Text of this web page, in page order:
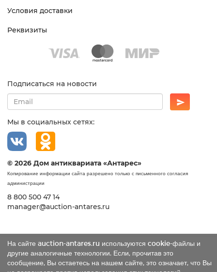
На сайте auction-antares.ru используются cookie-файлы и
другие аналогичные технологии. Если, прочитав это
сообщение, Вы остаетесь на нашем сайте, это означает, что Вы
Условия доставки
Реквизиты
Подписаться на новости
Мы в социальных сетях:
© 2026 Дом антиквариата «Антарес»
Копирование информации сайта разрешено только с письменного согласия
администрации
8 800 500 47 14
manager@auction-antares.ru